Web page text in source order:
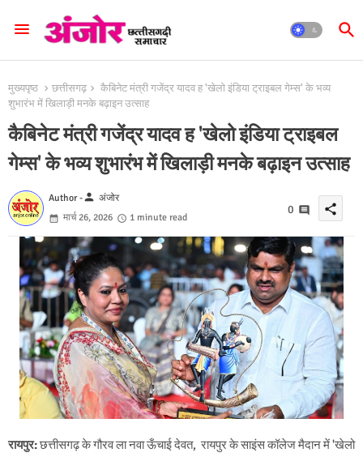
मुख्यपृष्ठ छत्तीसगढ़
कैबिनेट मंत्री गजेंद्र यादव ह 'खेलो इंडिया ट्राइबल गेम्स' के भव्य
शुभारंभ में खिलाड़ी मनके बढ़ाइन उत्साह
कैबिनेट मंत्री गजेंद्र यादव ह 'खेलो इंडिया ट्राइबल
गेम्स' के भव्य शुभारंभ में खिलाड़ी मनके बढ़ाइन उत्साह
Author -person अंजोर
मार्च 26, 2026
1 minute read
0 share
रायपुर:छत्तीसगढ़ के गौरव ला नवा ऊँचाई देवत, रायपुर के साइंस कॉलेज मैदान में 'खेलो